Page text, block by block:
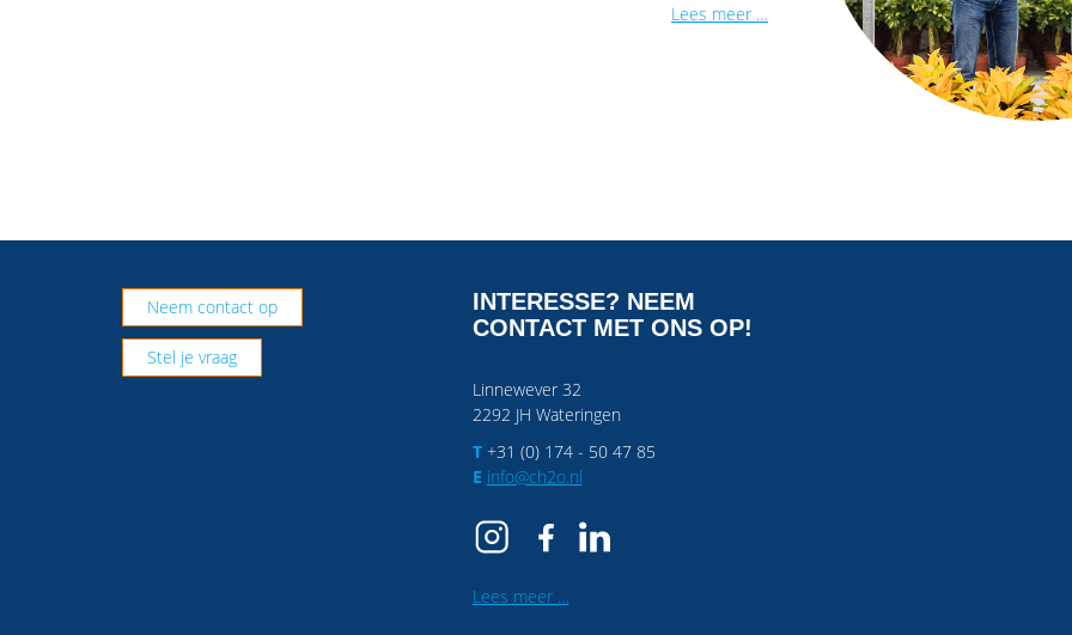
Lees meer …
Neem contact op
Stel je vraag
INTERESSE? NEEM
CONTACT MET ONS OP!
Linnewever 32
2292 JH Wateringen
T+31 (0) 174 - 50 47 85
E info@ch2o.nl
Lees meer …